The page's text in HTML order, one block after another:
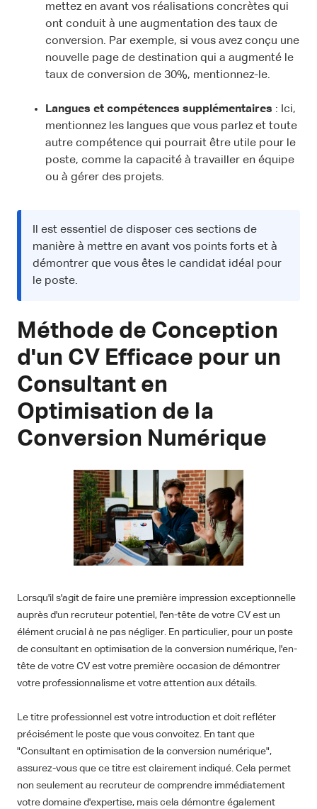
mettez en avant vos réalisations concrètes qui
ont conduit à une augmentation des taux de
conversion. Par exemple, si vous avez conçu une
nouvelle page de destination qui a augmenté le
taux de conversion de 30%, mentionnez-le.
Langues et compétences supplémentaires : Ici,
mentionnez les langues que vous parlez et toute
autre compétence qui pourrait être utile pour le
poste, comme la capacité à travailler en équipe
ou à gérer des projets.
Il est essentiel de disposer ces sections de
manière à mettre en avant vos points forts et à
démontrer que vous êtes le candidat idéal pour
le poste.
Méthode de Conception
d'un CV Efficace pour un
Consultant en
Optimisation de la
Conversion Numérique
Lorsqu'il s'agit de faire une première impression exceptionnelle
auprès d'un recruteur potentiel, l'en-tête de votre CV est un
élément crucial à ne pas négliger. En particulier, pour un poste
de consultant en optimisation de la conversion numérique, l'en-
tête de votre CV est votre première occasion de démontrer
votre professionnalisme et votre attention aux détails.
Le titre professionnel est votre introduction et doit refléter
précisément le poste que vous convoitez. En tant que
"Consultant en optimisation de la conversion numérique",
assurez-vous que ce titre est clairement indiqué. Cela permet
non seulement au recruteur de comprendre immédiatement
votre domaine d'expertise, mais cela démontre également